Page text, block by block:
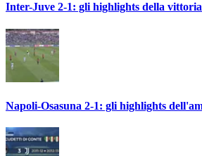
Inter-Juve 2-1: gli highlights della
Napoli-Osasuna 2-1: gli highlights